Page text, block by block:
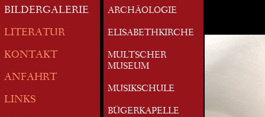
BILDERGALERIE
LITERATUR
KONTAKT
ANFAHRT
LINKS
ARCHÄOLOGIE
ELISABETHKIRCHE
MULTSCHER
MUSEUM
MUSIKSCHULE
BÜGERKAPELLE